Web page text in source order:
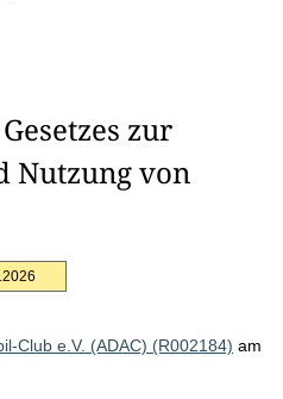
zur
Nutzung von
Club e.V. (ADAC) (R002184) am